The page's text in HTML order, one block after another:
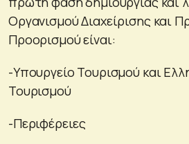
Οργανισμού Διαχείρισης και
Προορισμού είναι:
-Υπουργείο Τουρισμού και
Τουρισμού
-Περιφέρειες